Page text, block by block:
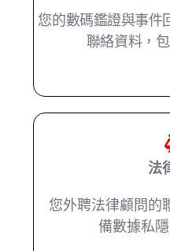
您的數碼鑑證與事件
聯絡資料，
法
您外聘法律顧問的
備數據私